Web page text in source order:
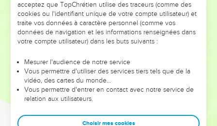
DE L’ANNÉE !
ET SI LEURS ERREURS POUVAIENT VOUS ÉVITER LES
VOTRES ?
leur foi ou leur vision. Mais on voit moins les doutes, les erreurs
et les saisons difficiles qu'ils ont traversés, alors même que ce
sont elles qui les ont façonnés.
Dans cette conférence, leaders, entrepreneurs, et responsables
clés pour avancer avec plus de sagesse afin que leurs erreurs
acceptez que TopChrétien utilise des traceurs (comme des
cookies ou l'identifiant unique de votre compte utilisateur) et
traite vos données à caractère personnel (comme vos
données de navigation et les informations renseignées dans
votre compte utilisateur) dans les buts suivants :
Mesurer l'audience de notre service
Vous permettre d'utiliser des services tiers tels que de la
vidéo, des cartes du monde…
Vous permettre d'entrer en contact avec notre service de
relation aux utilisateurs.
Choisir mes cookies